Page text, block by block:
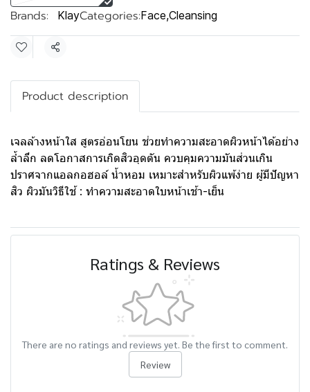
Brands: KlayCategories:Face,Cleansing
Share
Product description
เจลล้างหน้าใส สูตรอ่อนโยน ช่วยทำความสะอาดผิวหน้าได้อย่าง
ล้ำลึก ลดโอกาสการเกิดสิวอุดตัน ควบคุมความมันส่วนเกิน
ปราศจากแอลกอฮอล์ น้ำหอม เหมาะสำหรับผิวแพ้ง่าย ผู้มีปัญหา
สิว ผิวมันวิธีใช้ : ทำความสะอาดใบหน้าเช้า-เย็น
Ratings & Reviews
There are no ratings and reviews yet. Be the first to comment.
Review